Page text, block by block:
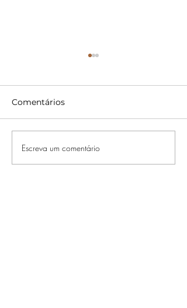
Crítica | Acampamento
Miasma: Adolescência,
Comentários
Escreva um comentário